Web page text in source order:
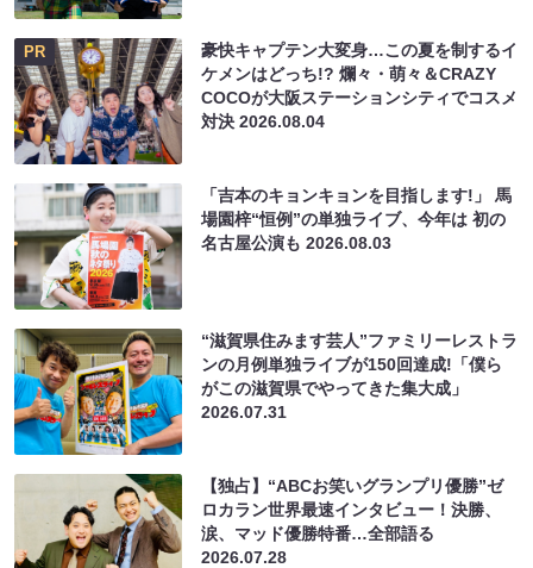
PR
豪快キャプテン大変身…この夏を制するイ
ケメンはどっち!? 爛々・萌々＆CRAZY
COCOが大阪ステーションシティでコスメ
対決2026.08.04
「吉本のキョンキョンを目指します!」 馬
場園梓“恒例”の単独ライブ、今年は 初の
名古屋公演も2026.08.03
“滋賀県住みます芸人”ファミリーレストラ
ンの月例単独ライブが150回達成!「僕ら
がこの滋賀県でやってきた集大成」
2026.07.31
【独占】“ABCお笑いグランプリ優勝”ゼ
ロカラン世界最速インタビュー！決勝、
涙、マッド優勝特番…全部語る
2026.07.28